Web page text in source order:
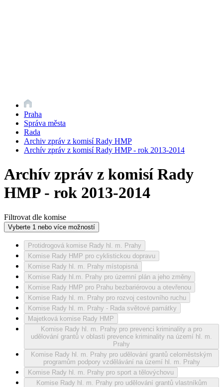
Praha
Správa města
Rada
Archiv zpráv z komisí Rady HMP
Archív zpráv z komisí Rady HMP - rok 2013-2014
Archív zpráv z komisí Rady
HMP - rok 2013-2014
Filtrovat dle komise
Vyberte 1 nebo více možností
Protidrogová komise Rady hl. m. Prahy
Komise Rady HMP pro cyklistickou dopravu
Komise Rady hl. m. Prahy místopisná
Komise Rady hl.m. Prahy pro územní plán a jeho změny
Komise Rady HMP pro Prahu bezbariérovou a otevřenou
Komise Rady hl. m. Prahy pro rozvoj cestovního ruchu
Komise Rady hl. m. Prahy - Rada světové památky
Majetková komise Rady HMP
Komise Rady hl. m. Prahy pro prevenci kriminality a pro
udělování grantů v oblasti prevence kriminality na území hl. m.
Prahy
Komise Rady hl. m. Prahy pro udělování grantů celoměstským
programům podpory vzdělávání na území hl. m. Prahy
Komise Rady hl. m. Prahy pro sport a tělovýchovu
Komise Rady hl. m. Prahy pro udělování grantů vlastníkům